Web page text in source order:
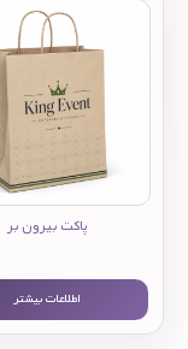
پاکت بیرون بر
اطلاعات بیشتر